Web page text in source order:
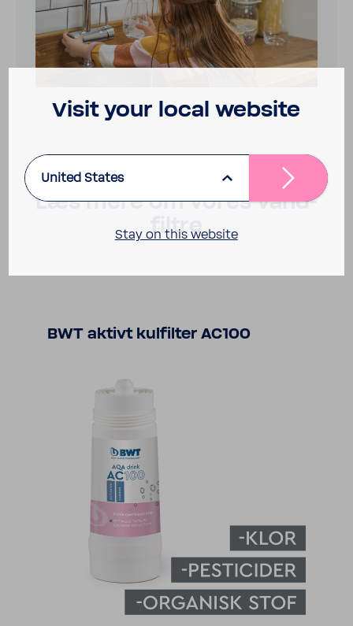
Læs mere om vores vand­
filtre
BWT aktivt kulfilter AC100
Visit your local website
United States
Stay on this website